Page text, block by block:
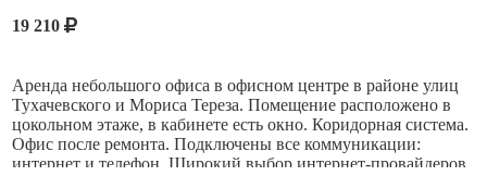
19 210
Аренда небольшого офиса в офисном центре в районе улиц
Тухачевского и Мориса Тереза. Помещение расположено в
цокольном этаже, в кабинете есть окно. Коридорная система.
Офис после ремонта. Подключены все коммуникации:
интернет и телефон. Широкий выбор интернет-провайдеров.